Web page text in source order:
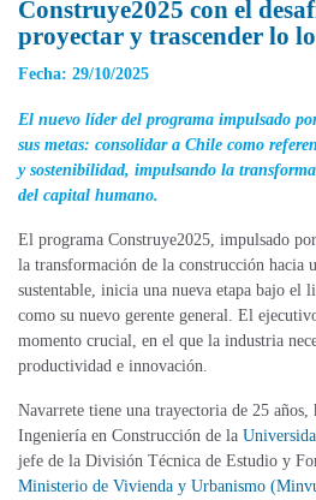
Construye2025 con el
proyectar y trascender lo
Fecha: 29/10/2025
El nuevo líder del programa impulsado
sus metas: consolidar a Chile como
y sostenibilidad, impulsando la
del capital humano.
El programa Construye2025, impulsado por
la transformación de la construcción hacia
sustentable, inicia una nueva etapa bajo el
como su nuevo gerente general. El
momento crucial, en el que la industria
productividad e innovación.
Navarrete tiene una trayectoria de 25
Ingeniería en Construcción de la
jefe de la División Técnica de Estudio y
Ministerio de Vivienda y Urbanismo